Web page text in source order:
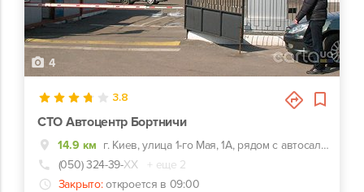
4
3.8
СТО Автоцентр Бортничи
14.9 км
г. Киев, улица 1-го Мая, 1А, рядом с автосалоном
(050) 324-39-ХХ
+ еще 2
Закрыто: откроется в 09:00